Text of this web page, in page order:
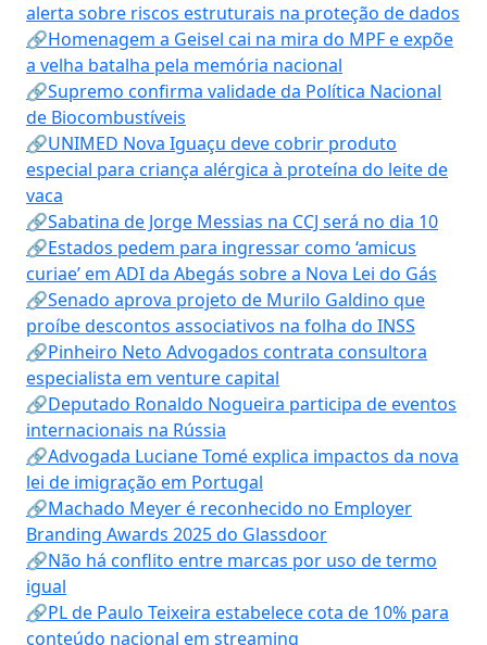
alerta sobre riscos estruturais na proteção de dados
🔗Homenagem a Geisel cai na mira do MPF e expõe
a velha batalha pela memória nacional
🔗Supremo confirma validade da Política Nacional
de Biocombustíveis
🔗UNIMED Nova Iguaçu deve cobrir produto
especial para criança alérgica à proteína do leite de
vaca
🔗Sabatina de Jorge Messias na CCJ será no dia 10
🔗Estados pedem para ingressar como ‘amicus
curiae’ em ADI da Abegás sobre a Nova Lei do Gás
🔗Senado aprova projeto de Murilo Galdino que
proíbe descontos associativos na folha do INSS
🔗Pinheiro Neto Advogados contrata consultora
especialista em venture capital
🔗Deputado Ronaldo Nogueira participa de eventos
internacionais na Rússia
🔗Advogada Luciane Tomé explica impactos da nova
lei de imigração em Portugal
🔗Machado Meyer é reconhecido no Employer
Branding Awards 2025 do Glassdoor
🔗Não há conflito entre marcas por uso de termo
igual
🔗PL de Paulo Teixeira estabelece cota de 10% para
conteúdo nacional em streaming